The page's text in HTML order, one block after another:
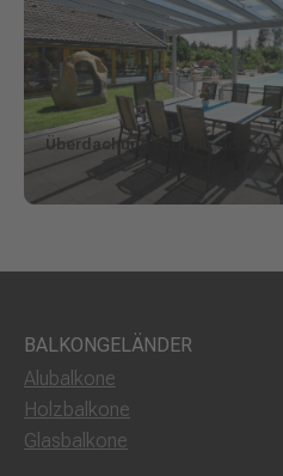
Überdachung| Zürich, Schweiz
BALKONGELÄNDER
Alubalkone
Holzbalkone
Glasbalkone